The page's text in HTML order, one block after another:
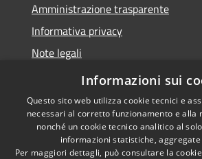
Amministrazione trasparente
Informativa privacy
Note legali
Dichiarazione di accessibilità
Informazioni sui
Questo sito web utilizza cookie tecnici e
necessari al corretto funzionamento e alla
nonché un cookie tecnico analitico al
informazioni statistiche,
Per maggiori dettagli, può consultare la